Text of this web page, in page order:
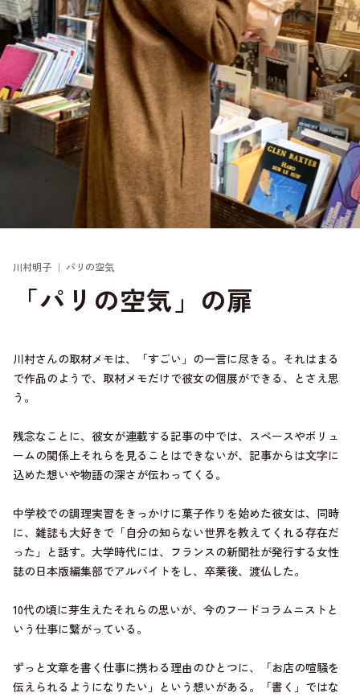
川村明子 ｜ パリの空気
「パリの空気」の扉
川村さんの取材メモは、「すごい」の一言に尽きる。それはまる
で作品のようで、取材メモだけで彼女の個展ができる、とさえ思
う。
残念なことに、彼女が連載する記事の中では、スペースやボリュ
ームの関係上それらを見ることはできないが、記事からは文字に
込めた想いや物語の深さが伝わってくる。
中学校での調理実習をきっかけに菓子作りを始めた彼女は、同時
に、雑誌も大好きで「自分の知らない世界を教えてくれる存在だ
った」と話す。大学時代には、フランスの新聞社が発行する女性
誌の日本版編集部でアルバイトをし、卒業後、渡仏した。
10代の頃に芽生えたそれらの思いが、今のフードコラムニストと
いう仕事に繋がっている。
ずっと文章を書く仕事に携わる理由のひとつに、「お店の喧騒を
伝えられるようになりたい」という想いがある。「書く」ではな